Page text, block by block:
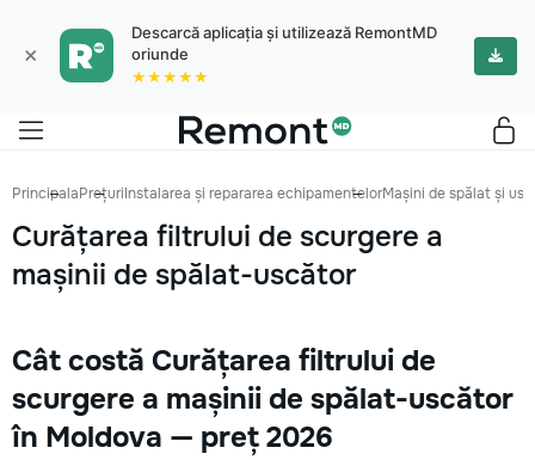
×
Descarcă aplicația și utilizează RemontMD
oriunde
★★★★★
PrincipalaPrețuriInstalarea și repararea echipamentelorMașini de spălat și
Curățarea filtrului de scurgere a
mașinii de spălat-uscător
Cât costă Curățarea filtrului de
scurgere a mașinii de spălat-uscător
în Moldova — preț 2026